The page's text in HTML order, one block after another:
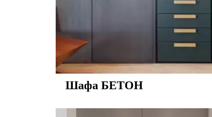
Шафа БЕТОН